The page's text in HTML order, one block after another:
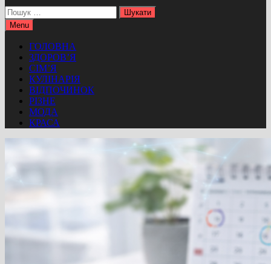
Пошук:
Menu
ГОЛОВНА
ЗДОРОВ’Я
СІМ’Я
КУЛІНАРІЯ
ВІДПОЧИНОК
РІЗНЕ
МОДА
КРАСА